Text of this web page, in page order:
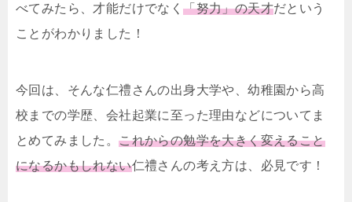
べてみたら、才能だけでなく「努力」の天才だという
ことがわかりました！
今回は、そんな仁禮さんの出身大学や、幼稚園から高
校までの学歴、会社起業に至った理由などについてま
とめてみました。これからの勉学を大きく変えること
になるかもしれない仁禮さんの考え方は、必見です！